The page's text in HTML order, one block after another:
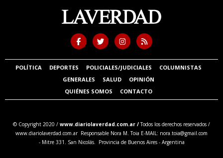
POLÍTICA DEPORTES POLICIALES/JUDICIALES
COLUMNISTAS
GENERALES
SALUD
OPINIÓN
QUIÉNES SOMOS
CONTACTO
© Copyright 2020 / www.diariolaverdad.com.ar /Todos los derechos reservados /
www.diariolaverdad.com.ar Responsable Nora M. Toia E-MAIL: nora.toia@gmail.com
- Mitre 331. San Nicolás. Provincia de Buenos Aires - Argentina